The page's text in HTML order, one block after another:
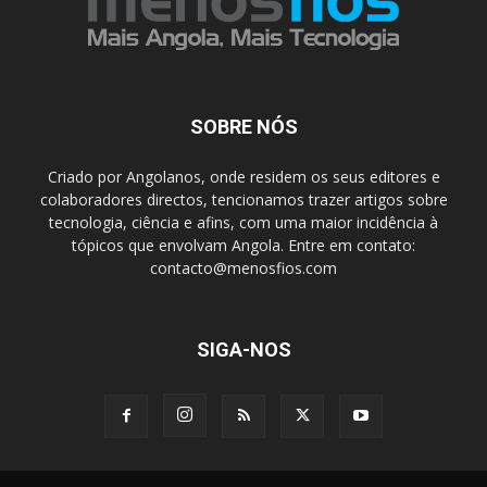
SOBRE NÓS
Criado por Angolanos, onde residem os seus editores e
colaboradores directos, tencionamos trazer artigos sobre
tecnologia, ciência e afins, com uma maior incidência à
tópicos que envolvam Angola. Entre em contato:
contacto@menosfios.com
SIGA-NOS